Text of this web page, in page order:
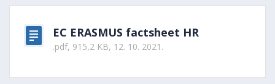
EC ERASMUS factsheet HR
.pdf, 915,2 KB, 12. 10. 2021.